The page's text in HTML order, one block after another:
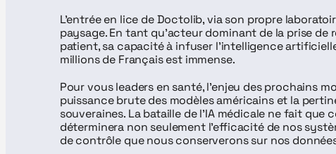
L'entrée en lice de Doctolib, via son propre
paysage. En tant qu'acteur dominant de la prise de
patient, sa capacité à infuser l'intelligence
millions de Français est immense.
Pour vous leaders en santé, l'enjeu des prochains
puissance brute des modèles américains et la
souveraines. La bataille de l'IA médicale ne fait que
déterminera non seulement l'efficacité de nos
de contrôle que nous conserverons sur nos